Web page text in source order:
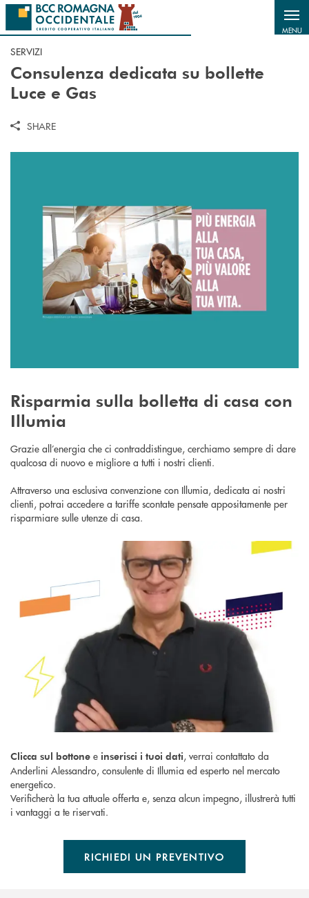
Salta al contenuto principale
MENU
SERVIZI
Consulenza dedicata su bollette
Luce e Gas
SHARE
Risparmia sulla bolletta di casa con
Illumia
Grazie all’energia che ci contraddistingue, cerchiamo sempre di dare
qualcosa di nuovo e migliore a tutti i nostri clienti.
Attraverso una esclusiva convenzione con Illumia, dedicata ai nostri
clienti, potrai accedere a tariffe scontate pensate appositamente per
risparmiare sulle utenze di casa.
Clicca sul bottone e inserisci i tuoi dati, verrai contattato da
Anderlini Alessandro, consulente di Illumia ed esperto nel mercato
energetico.
Verificherà la tua attuale offerta e, senza alcun impegno, illustrerà tutti
i vantaggi a te riservati.
RICHIEDI UN PREVENTIVO